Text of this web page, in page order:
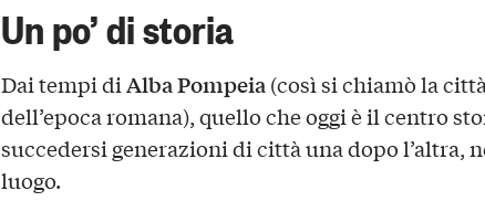
Un po’ di storia
Dai tempi diAlba Pompeia(così si chiamò la
dell’epoca romana), quello che oggi è il centro
succedersi generazioni di città una dopo l’altra,
luogo.